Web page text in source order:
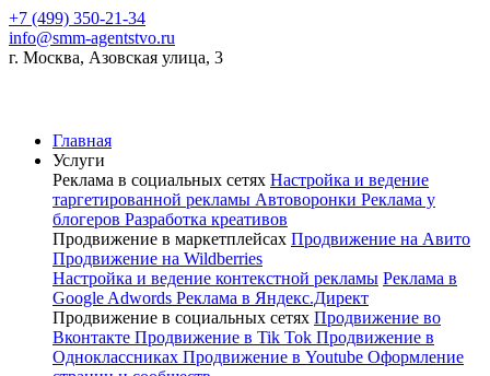
+7 (499) 350-21-34
info@smm-agentstvo.ru
г. Москва, Азовская улица, 3
Главная
Услуги
Реклама в социальных сетях Настройка и ведение
таргетированной рекламы Автоворонки Реклама у
блогеров Разработка креативов
Продвижение в маркетплейсах Продвижение на Авито
Продвижение на Wildberries
Настройка и ведение контекстной рекламы Реклама в
Google Adwords Реклама в Яндекс.Директ
Продвижение в социальных сетях Продвижение во
Вконтакте Продвижение в Tik Tok Продвижение в
Одноклассниках Продвижение в Youtube Оформление